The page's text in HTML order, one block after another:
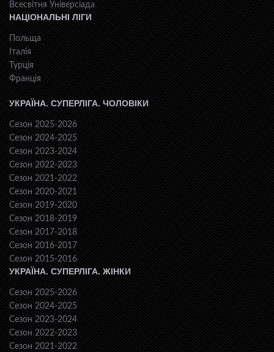
Всесвiтня Унiверсiaда
НАЦІОНАЛЬНІ ЛІГИ
Польща
Італія
Турція
Франція
УКРАЇНА. СУПЕРЛІГА. ЧОЛОВІКИ
Сезон 2025-2026
Сезон 2024-2025
Сезон 2023-2024
Сезон 2022-2023
Сезон 2021-2022
Сезон 2020-2021
Сезон 2019-2020
Сезон 2018-2019
Сезон 2017-2018
Сезон 2016-2017
Сезон 2015-2016
УКРАЇНА. СУПЕРЛІГА. ЖІНКИ
Сезон 2025-2026
Сезон 2024-2025
Сезон 2023-2024
Сезон 2022-2023
Сезон 2021-2022